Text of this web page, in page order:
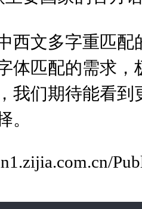
西文多字重匹配
体匹配的需求
我们期待能看
。